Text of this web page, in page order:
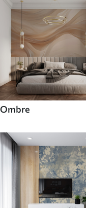
Ombre